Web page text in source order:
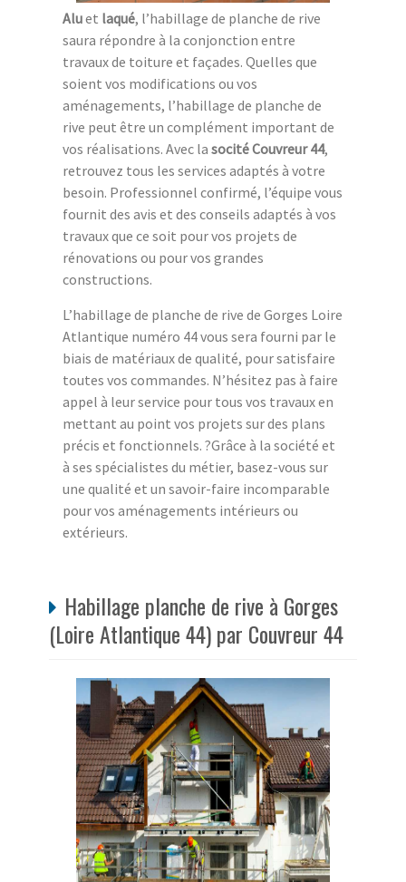
Aluet laqué, l’habillage de planche de rive
saura répondre à la conjonction entre
travaux de toiture et façades. Quelles que
soient vos modifications ou vos
aménagements, l’habillage de planche de
rive peut être un complément important de
vos réalisations. Avec la socité Couvreur 44,
retrouvez tous les services adaptés à votre
besoin. Professionnel confirmé, l’équipe vous
fournit des avis et des conseils adaptés à vos
travaux que ce soit pour vos projets de
rénovations ou pour vos grandes
constructions.
L’habillage de planche de rive de Gorges Loire
Atlantique numéro 44 vous sera fourni par le
biais de matériaux de qualité, pour satisfaire
toutes vos commandes. N’hésitez pas à faire
appel à leur service pour tous vos travaux en
mettant au point vos projets sur des plans
précis et fonctionnels. ?Grâce à la société et
à ses spécialistes du métier, basez-vous sur
une qualité et un savoir-faire incomparable
pour vos aménagements intérieurs ou
extérieurs.
Habillage planche de rive à Gorges
(Loire Atlantique 44) par Couvreur 44